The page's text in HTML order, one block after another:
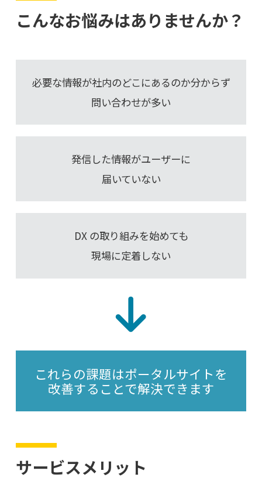
こんなお悩みはありませんか？
必要な情報が社内のどこにあるのか分からず
問い合わせが多い
発信した情報がユーザーに
届いていない
DX の取り組みを始めても
現場に定着しない
これらの課題はポータルサイトを
改善することで解決できます
サービスメリット